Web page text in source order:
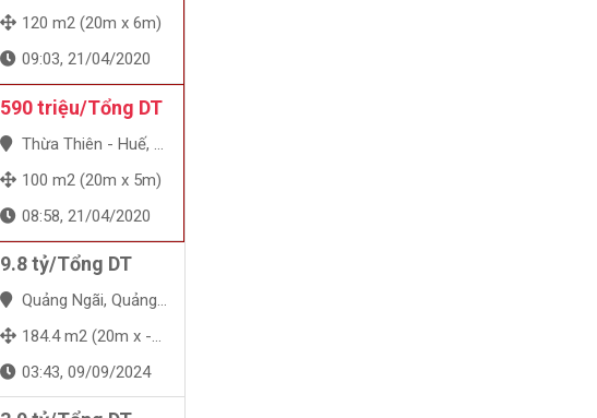
120 m2 (20m x 6m)
09:03, 21/04/2020
590 triệu/Tổng DT
Thừa Thiên - Huế, Huế
100 m2 (20m x 5m)
08:58, 21/04/2020
9.8 tỷ/Tổng DT
Quảng Ngãi, Quảng Ngãi
184.4 m2 (20m x -8.2m)
03:43, 09/09/2024